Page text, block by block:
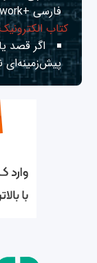
فارسی +Network
کتاب
اگر قصد
پیش‌زمینه‌ای